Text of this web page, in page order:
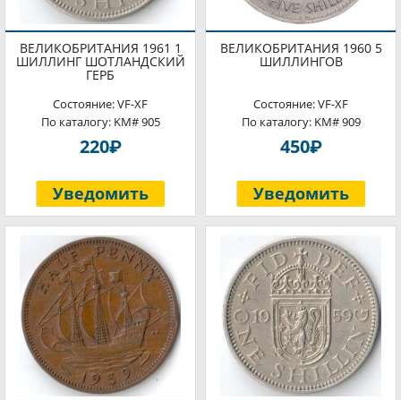
ВЕЛИКОБРИТАНИЯ 1961 1
ШИЛЛИНГ ШОТЛАНДСКИЙ
ГЕРБ
Состояние: VF-XF
По каталогу: KM# 905
220P
Уведомить
ВЕЛИКОБРИТАНИЯ 1960 5
ШИЛЛИНГОВ
Состояние: VF-XF
По каталогу: KM# 909
450P
Уведомить